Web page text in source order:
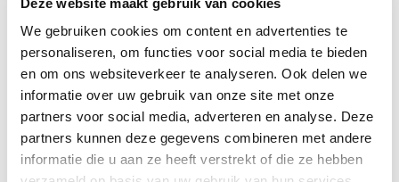
We gebruiken cookies om content en advertenties te
personaliseren, om functies voor social media te bieden
en om ons websiteverkeer te analyseren. Ook delen we
informatie over uw gebruik van onze site met onze
partners voor social media, adverteren en analyse. Deze
partners kunnen deze gegevens combineren met andere
informatie die u aan ze heeft verstrekt of die ze hebben
Voor zowel ParticulieralsZakelijk
Professionele
Productspecificaties